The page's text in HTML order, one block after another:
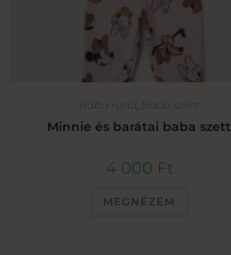
Baba ruha Baba szett
Minnie és barátai baba szett
4 000 Ft
MEGNÉZEM